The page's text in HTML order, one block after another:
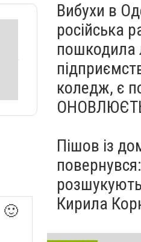
🙂
Вибухи в
російська
пошкодила
коледж, є
Пішов із
Кирила